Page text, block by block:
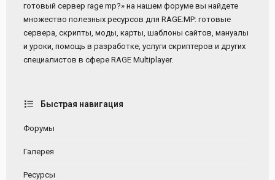
готовый сервер rage mp?» на нашем форуме вы найдете
множество полезных ресурсов для RAGE:MP: готовые
сервера, скрипты, моды, карты, шаблоны сайтов, мануалы
и уроки, помощь в разработке, услуги скриптеров и других
специалистов в сфере RAGE Multiplayer.
Быстрая навигация
Форумы
Галерея
Ресурсы